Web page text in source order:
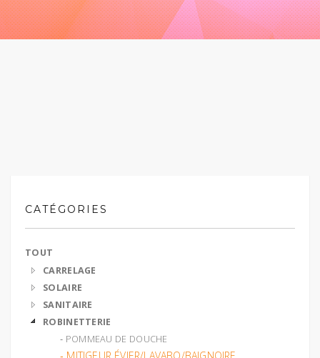
CATÉGORIES
TOUT
CARRELAGE
SOLAIRE
SANITAIRE
ROBINETTERIE
‐ POMMEAU DE DOUCHE